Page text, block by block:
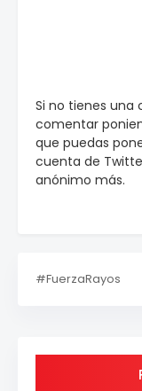
Si no tienes una
comentar
que puedas
cuenta de
anónimo más.
#FuerzaRayos